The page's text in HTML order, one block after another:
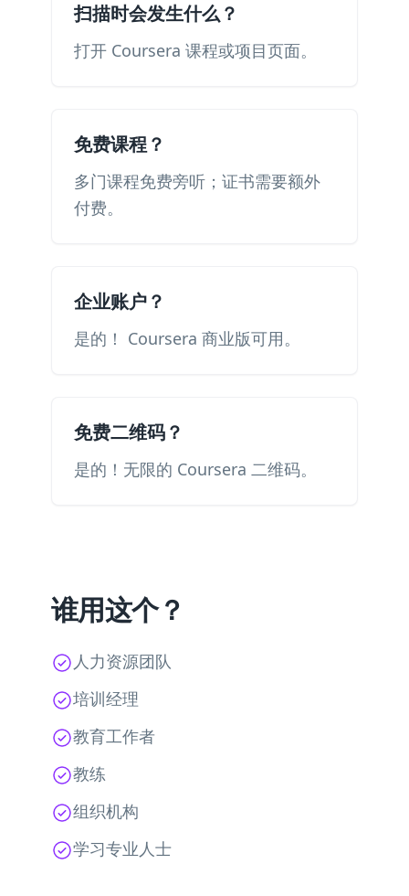
扫描时会发生什么？
打开 Coursera 课程或项目页面。
免费课程？
多门课程免费旁听；证书需要额外
付费。
企业账户？
是的！ Coursera 商业版可用。
免费二维码？
是的！无限的 Coursera 二维码。
谁用这个？
人力资源团队
培训经理
教育工作者
教练
组织机构
学习专业人士